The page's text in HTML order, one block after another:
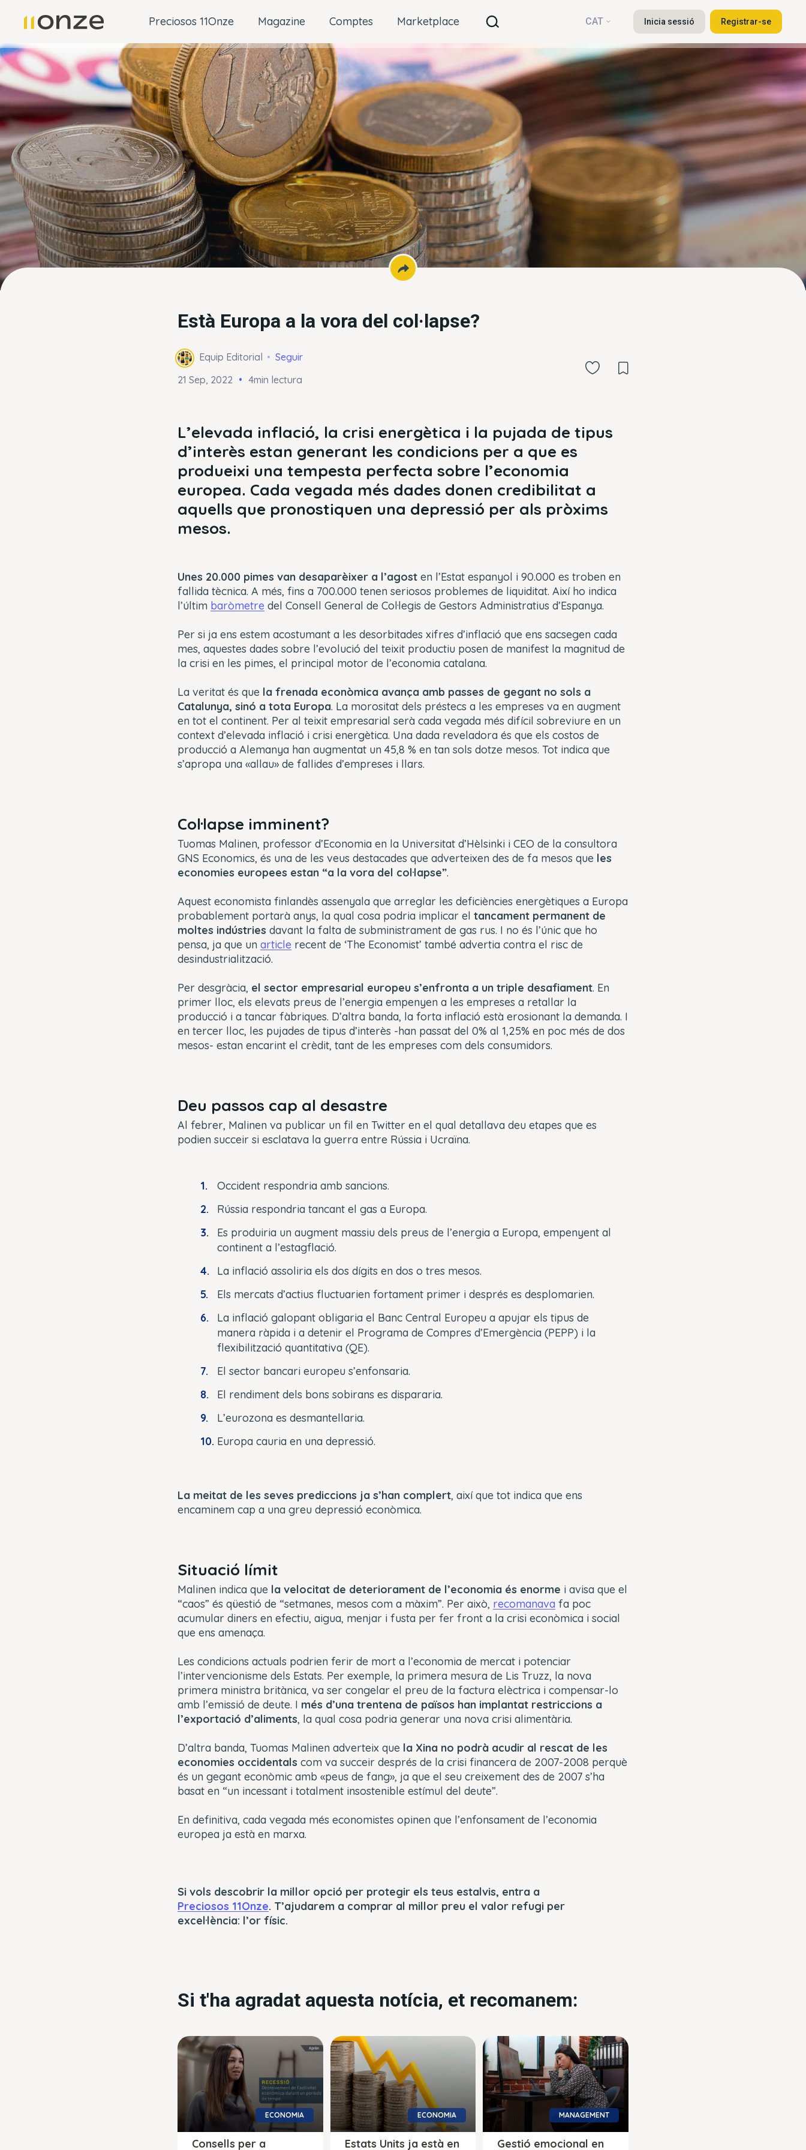
Preciosos 11Onze Magazine Comptes Marketplace CAT Inicia sessió Registrar-se
Està Europa a la vora del col·lapse?
Equip Editorial
Seguir
21 Sep, 2022
4min lectura
L’elevada inflació, la crisi energètica i la pujada de tipus
d’interès estan generant les condicions per a que es
produeixi una tempesta perfecta sobre l’economia
europea. Cada vegada més dades donen credibilitat a
aquells que pronostiquen una depressió per als pròxims
mesos.
Unes 20.000 pimes van desaparèixer a l’agost en l’Estat espanyol i 90.000 es troben en
fallida tècnica. A més, fins a 700.000 tenen seriosos problemes de liquiditat. Així ho indica
l’últim baròmetre del Consell General de Col·legis de Gestors Administratius d’Espanya.
Per si ja ens estem acostumant a les desorbitades xifres d’inflació que ens sacsegen cada
mes, aquestes dades sobre l’evolució del teixit productiu posen de manifest la magnitud de
la crisi en les pimes, el principal motor de l’economia catalana.
La veritat és que la frenada econòmica avança amb passes de gegant no sols a
Catalunya, sinó a tota Europa. La morositat dels préstecs a les empreses va en augment
en tot el continent. Per al teixit empresarial serà cada vegada més difícil sobreviure en un
context d’elevada inflació i crisi energètica. Una dada reveladora és que els costos de
producció a Alemanya han augmentat un 45,8 % en tan sols dotze mesos. Tot indica que
s’apropa una «allau» de fallides d’empreses i llars.
Col·lapse imminent?
Tuomas Malinen, professor d’Economia en la Universitat d’Hèlsinki i CEO de la consultora
GNS Economics, és una de les veus destacades que adverteixen des de fa mesos que les
economies europees estan “a la vora del col·lapse”.
Aquest economista finlandès assenyala que arreglar les deficiències energètiques a Europa
probablement portarà anys, la qual cosa podria implicar el tancament permanent de
moltes indústries davant la falta de subministrament de gas rus. I no és l’únic que ho
pensa, ja que un article recent de ‘The Economist’ també advertia contra el risc de
desindustrialització.
Per desgràcia, el sector empresarial europeu s’enfronta a un triple desafiament. En
primer lloc, els elevats preus de l’energia empenyen a les empreses a retallar la
producció i a tancar fàbriques. D’altra banda, la forta inflació està erosionant la demanda. I
en tercer lloc, les pujades de tipus d’interès -han passat del 0% al 1,25% en poc més de dos
mesos- estan encarint el crèdit, tant de les empreses com dels consumidors.
Deu passos cap al desastre
Al febrer, Malinen va publicar un fil en Twitter en el qual detallava deu etapes que es
podien succeir si esclatava la guerra entre Rússia i Ucraïna.
Occident respondria amb sancions.
Rússia respondria tancant el gas a Europa.
Es produiria un augment massiu dels preus de l’energia a Europa, empenyent al
continent a l’estagflació.
La inflació assoliria els dos dígits en dos o tres mesos.
Els mercats d’actius fluctuarien fortament primer i després es desplomarien.
La inflació galopant obligaria el Banc Central Europeu a apujar els tipus de
manera ràpida i a detenir el Programa de Compres d’Emergència (PEPP) i la
flexibilització quantitativa (QE).
El sector bancari europeu s’enfonsaria.
El rendiment dels bons sobirans es dispararia.
L’eurozona es desmantellaria.
Europa cauria en una depressió.
La meitat de les seves prediccions ja s’han complert, així que tot indica que ens
encaminem cap a una greu depressió econòmica.
Situació límit
Malinen indica que la velocitat de deteriorament de l’economia és enorme i avisa que el
“caos” és qüestió de “setmanes, mesos com a màxim”. Per això, recomanava fa poc
acumular diners en efectiu, aigua, menjar i fusta per fer front a la crisi econòmica i social
que ens amenaça.
Les condicions actuals podrien ferir de mort a l’economia de mercat i potenciar
l’intervencionisme dels Estats. Per exemple, la primera mesura de Lis Truzz, la nova
primera ministra britànica, va ser congelar el preu de la factura elèctrica i compensar-lo
amb l’emissió de deute. I més d’una trentena de països han implantat restriccions a
l’exportació d’aliments, la qual cosa podria generar una nova crisi alimentària.
D’altra banda, Tuomas Malinen adverteix que la Xina no podrà acudir al rescat de les
economies occidentals com va succeir després de la crisi financera de 2007-2008 perquè
és un gegant econòmic amb «peus de fang», ja que el seu creixement des de 2007 s’ha
basat en “un incessant i totalment insostenible estímul del deute”.
En definitiva, cada vegada més economistes opinen que l’enfonsament de l’economia
europea ja està en marxa.
Si vols descobrir la millor opció per protegir els teus estalvis, entra a
Preciosos 11Onze. T’ajudarem a comprar al millor preu el valor refugi per
excel·lència: l’or físic.
Si t'ha agradat aquesta notícia, et recomanem:
ECONOMIA
Consells per a
ECONOMIA
Estats Units ja està en
MANAGEMENT
Gestió emocional en